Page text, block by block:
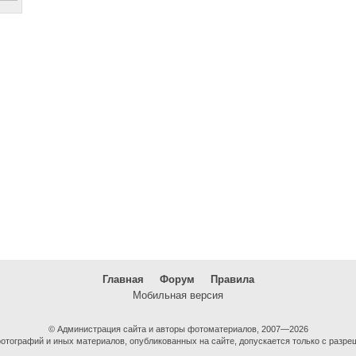
Главная Форум
Правила
Мобильная версия
© Администрация сайта и авторы фотоматериалов, 2007—2026
и иных материалов, опубликованных на сайте, допускается только с